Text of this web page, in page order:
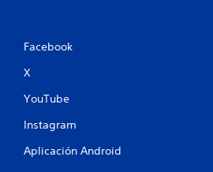
Facebook
X
YouTube
Instagram
Aplicación Android